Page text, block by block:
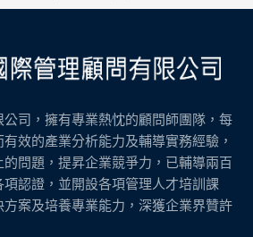
司，擁有專業熱忱的顧問師團隊，每
效的產業分析能力及輔導實務經驗，
問題，提昇企業競爭力，已輔導兩百
認證，並開設各項管理人才培訓課
案及培養專業能力，深獲企業界贊許